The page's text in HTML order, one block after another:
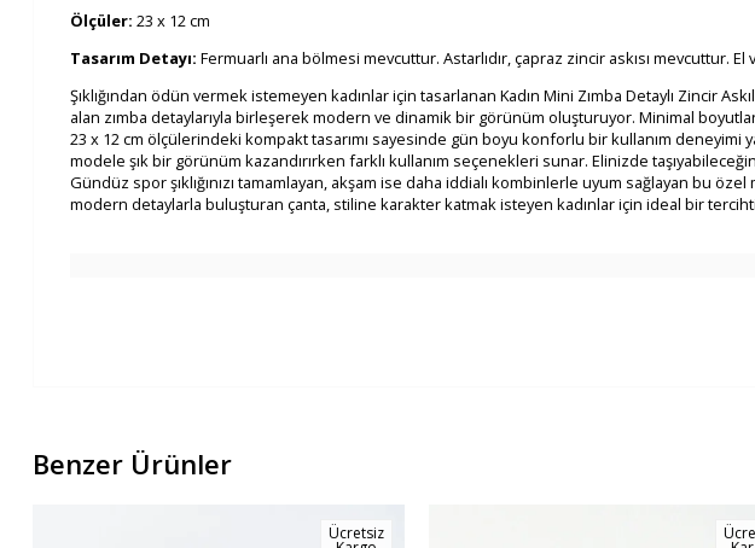
Ölçüler: 23 x 12 cm
Tasarım Detayı: Fermuarlı ana bölmesi mevcuttur. Astarlıdır, çapraz zincir askısı mevcuttur.
Şıklığından ödün vermek istemeyen kadınlar için tasarlanan Kadın Mini Zımba Detaylı Zincir
alan zımba detaylarıyla birleşerek modern ve dinamik bir görünüm oluşturuyor. Minimal
23 x 12 cm ölçülerindeki kompakt tasarımı sayesinde gün boyu konforlu bir kullanım deneyimi
modele şık bir görünüm kazandırırken farklı kullanım seçenekleri sunar. Elinizde
Gündüz spor şıklığınızı tamamlayan, akşam ise daha iddialı kombinlerle uyum sağlayan bu
modern detaylarla buluşturan çanta, stiline karakter katmak isteyen kadınlar için ideal bir
Benzer Ürünler
Ücretsiz